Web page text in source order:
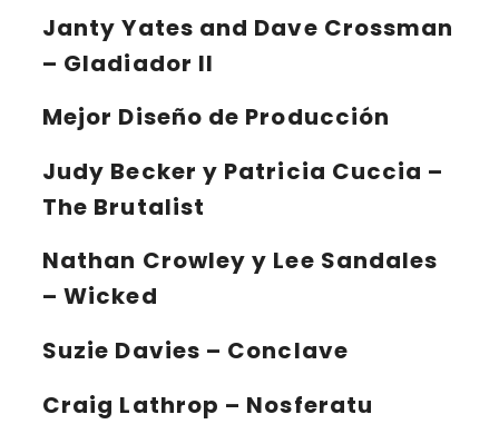
Janty Yates and Dave Crossman
– Gladiador II
Mejor Diseño de Producción
Judy Becker y Patricia Cuccia –
The Brutalist
Nathan Crowley y Lee Sandales
– Wicked
Suzie Davies – Conclave
Craig Lathrop – Nosferatu